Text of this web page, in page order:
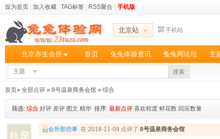
设为首页 加入收藏 TAG标签 RSS聚合 手机版
北京站 手机站
北京养生会所 首页 兔兔体验资讯 兔兔网论坛 主
主题 搜索
首页» 全部点评 » 8号温泉商务会馆 » 综合
筛选: 综合 好评 差评 图文 精华 排序: 最新点评 喜欢程度 鲜花数 回应数量
会所那些事 在 2018-11-09 点评了 8号温泉商务会馆